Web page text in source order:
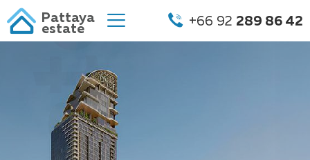
Pattaya
estate
+66 92 289 86 42